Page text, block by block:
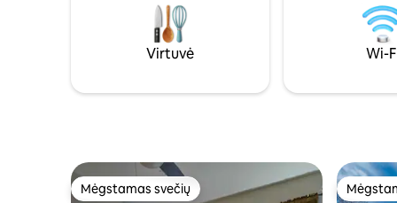
automobilių stovėjimo aikštelė ne
gatvėje. Nenorite praleisti galimybės
apsistoti šiame brangakmenyje!
labai
antrame
Pastate
Virtuvė Wi-
Mėgstamas svečių
Mėgstamas svečių